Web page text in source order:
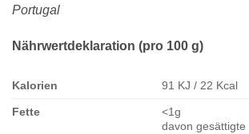
Portugal
Nährwertdeklaration (pro 100 g)
Kalorien 91 KJ / 22 Kcal
Fette
<1g
davon gesättigte